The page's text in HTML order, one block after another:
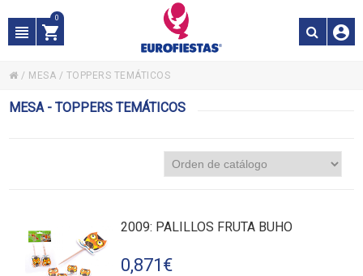
0
/ MESA / TOPPERS TEMÁTICOS
MESA - TOPPERS TEMÁTICOS
2009: PALILLOS FRUTA BUHO
0,871 €